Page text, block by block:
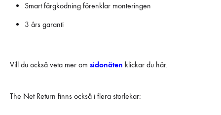
Smart färgkodning förenklar monteringen
3 års garanti
Vill du också veta mer om sidonäten klickar du här.
The Net Return finns också i flera storlekar: